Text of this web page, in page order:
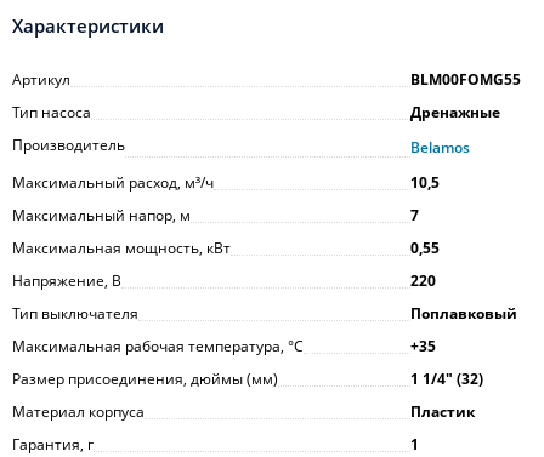
Характеристики
Артикул
BLM00FOMG55
Тип насоса
Дренажные
Производитель
Belamos
Максимальный расход, м³/ч
10,5
Максимальный напор, м
7
Максимальная мощность, кВт
0,55
Напряжение, В
220
Тип выключателя
Поплавковый
Максимальная рабочая температура, °С
+35
Размер присоединения, дюймы (мм)
1 1/4ʺ (32)
Материал корпуса
Пластик
Гарантия, г
1